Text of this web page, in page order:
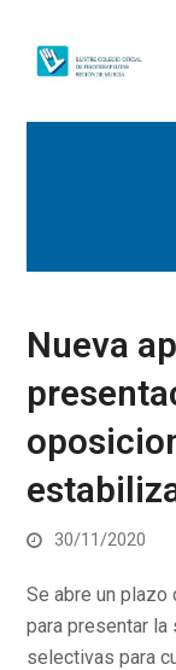
Nueva
30/11/2020
Se abre un
para presentar la
selectivas para